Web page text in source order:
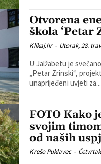
Otvorena
škola ‘Petar
Klikaj.hr - Utorak, 28.
U Jalžabetu je
„Petar Zrinski“,
unaprijeđeni uvjeti za...
FOTO Kako
svojim
od naših
Krešo Puklavec -